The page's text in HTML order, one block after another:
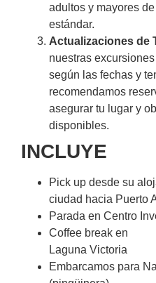
adultos y mayores
estándar.
Actualizaciones de
nuestras
según las fechas y
recomendamos
asegurar tu lugar y
disponibles.
INCLUYE
Pick up desde su
ciudad hacia Puerto
Parada en Centro
Coffee break en
Laguna Victoria
Embarcamos para